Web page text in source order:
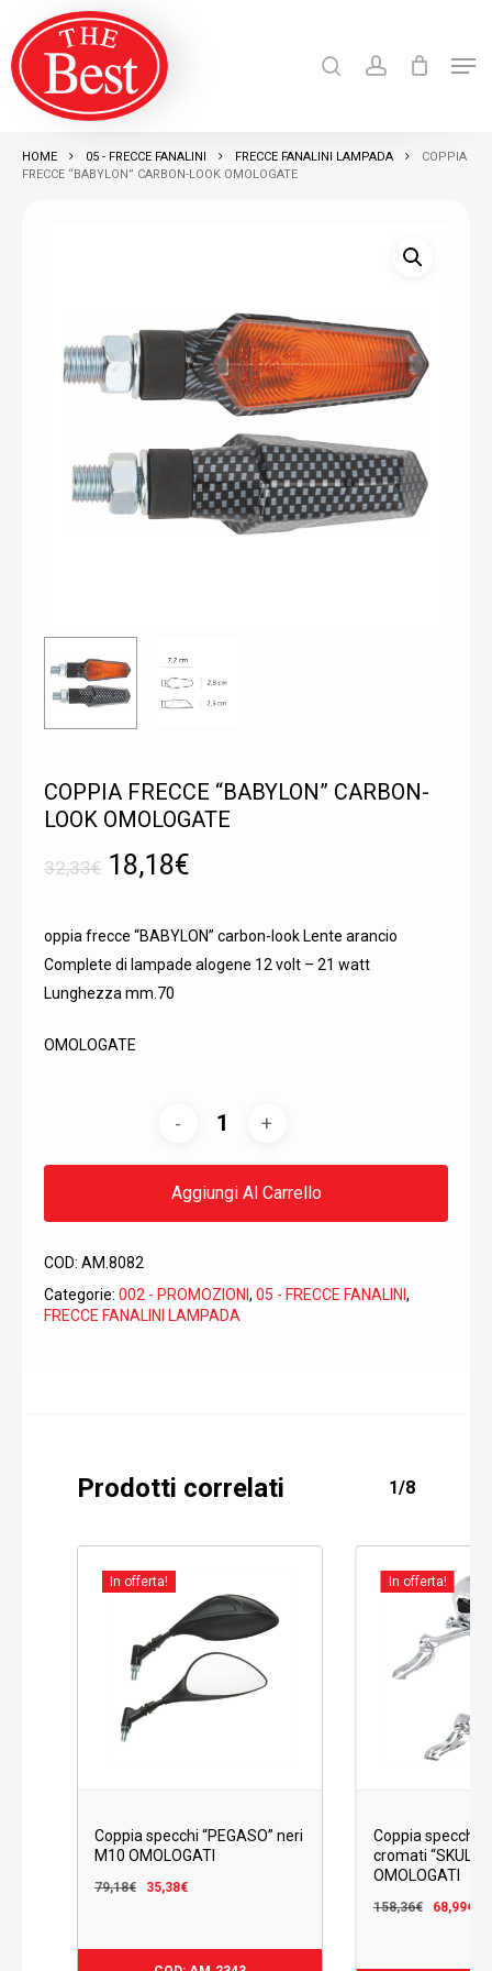
main
content
Products
search
HOME 05 - FRECCE FANALINI FRECCE FANALINI LAMPADA
COPPIA
FRECCE “BABYLON” CARBON-LOOK OMOLOGATE
COPPIA FRECCE “BABYLON” CARBON-
LOOK OMOLOGATE
32,33€ Il
originale
era:
32,33€.
18,18€
attuale
è:
oppia frecce “BABYLON” carbon-look Lente arancio
Complete di lampade alogene 12 volt – 21 watt
Lunghezza mm.70
OMOLOGATE
Aggiungi Al Carrello
COD: AM.8082
Categorie: 002 - PROMOZIONI , 05 - FRECCE FANALINI ,
FRECCE FANALINI LAMPADA
Prodotti correlati 1/8
In offerta!
Coppia specchi “PEGASO” neri
M10 OMOLOGATI
79,18€
Il
era:
35,38€Il
è:
€Il
In offerta!
Coppia specchi
cromati “SKULL”
OMOLOGATI
158,36€
Il
68,99€
Close